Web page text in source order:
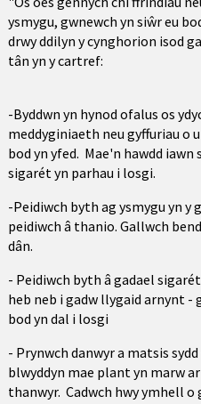
ysmygu, gwnewch yn siŵr eu
drwy ddilyn y cynghorion isod
tân yn y cartref:
-Byddwn yn hynod ofalus os
meddyginiaeth neu gyffuriau o
bod yn yfed. Mae'n hawdd
sigarét yn parhau i losgi.
-Peidiwch byth ag ysmygu yn y
peidiwch â thanio. Gallwch
dân.
- Peidiwch byth â gadael
heb neb i gadw llygaid arnynt
bod yn dal i losgi
- Prynwch danwyr a matsis
blwyddyn mae plant yn marw
thanwyr. Cadwch hwy ymhell o